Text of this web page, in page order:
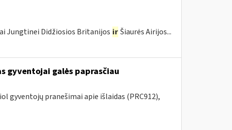
Jungtinei Didžiosios Britanijos ir Šiaurės Airijos...
gyventojai galės paprasčiau
gyventojų pranešimai apie išlaidas (PRC912),